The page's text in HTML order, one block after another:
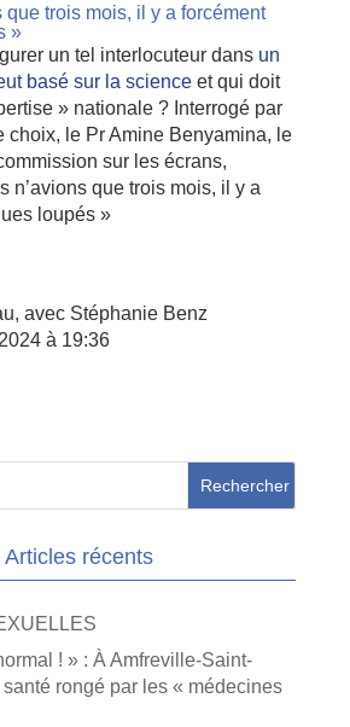
que trois mois, il y a forcément
»
un tel interlocuteur dans un
basé sur la scienceet qui doit
» nationale ? Interrogé par
choix, le Pr Amine Benyamina, le
sur les écrans,
n’avions que trois mois, il y a
loupés »
avec Stéphanie Benz
à 19:36
Articles récents
! » : À Amfreville-Saint-
rongé par les « médecines